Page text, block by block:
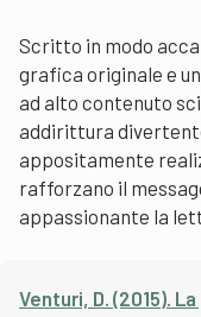
Scritto in modo
grafica originale e
ad alto contenuto
addirittura
appositamente
rafforzano il
appassionante la
Venturi, D. (2015).